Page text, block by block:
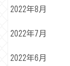
2022年8月
2022年7月
2022年6月